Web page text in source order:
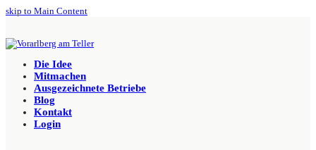
skip to Main Content
Die Idee
Mitmachen
Ausgezeichnete Betriebe
Blog
Kontakt
Login